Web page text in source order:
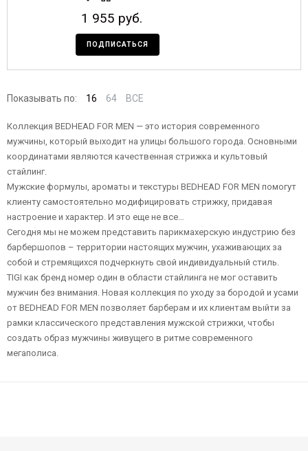
1 955 руб.
ПОДПИСАТЬСЯ
Показывать по: 16 64 ВСЕ
Коллекция BEDHEAD FOR MEN — это история современного
мужчины, который выходит на улицы большого города. Основными
координатами являются качественная стрижка и культовый
стайлинг.
Мужские формулы, ароматы и текстуры BEDHEAD FOR MEN помогут
клиенту самостоятельно модифицировать стрижку, придавая
настроение и характер. И это еще не все…
Сегодня мы не можем представить парикмахерскую индустрию без
барбершопов – территории настоящих мужчин, ухаживающих за
собой и стремящихся подчеркнуть свой индивидуальный стиль.
TIGI как бренд номер один в области стайлинга не мог оставить
мужчин без внимания. Новая коллекция по уходу за бородой и усами
от BEDHEAD FOR MEN позволяет барберам и их клиентам выйти за
рамки классического представления мужской стрижки, чтобы
создать образ мужчины живущего в ритме современного
мегаполиса.